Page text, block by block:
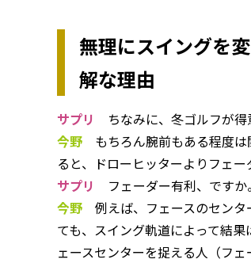
無理にスイングを
解な理由
サプリ
ちなみに、冬ゴルフが得
今野 もちろん腕前もある程度
ると、ドローヒッターよりフェー
サプリ
フェーダー有利、ですか。
今野 例えば、フェースのセンタ
ても、スイング軌道によって結
ェースセンターを捉える人（フ